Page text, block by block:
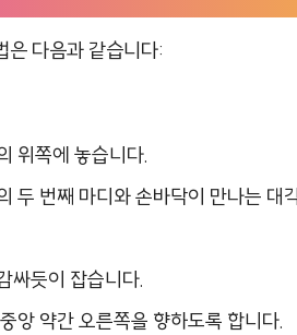
은 다음과 같습니다:
위쪽에 놓습니다.
두 번째 마디와 손바닥이 만나는 대
싸듯이 잡습니다.
앙 약간 오른쪽을 향하도록 합니다.